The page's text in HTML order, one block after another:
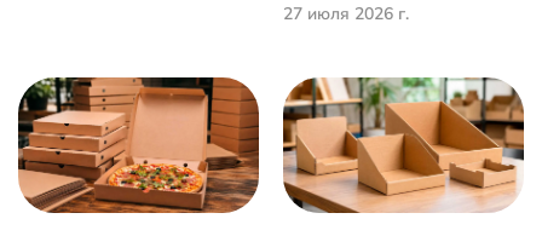
27 июля 2026 г.